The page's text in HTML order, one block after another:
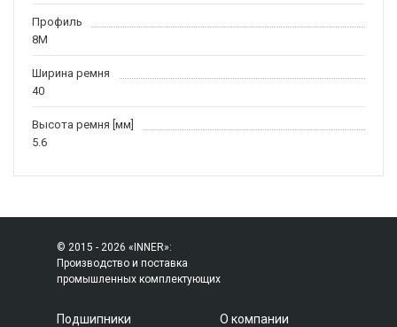
Профиль
8M
Ширина ремня
40
Высота ремня [мм]
5.6
© 2015 - 2026 «INNER»:
Производство и поставка
промышленных комплектующих
Подшипники
О компании